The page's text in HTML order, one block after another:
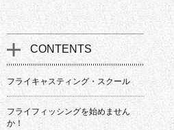
CONTENTS
フライキャスティング・スクール
フライフィッシングを始めません
か！